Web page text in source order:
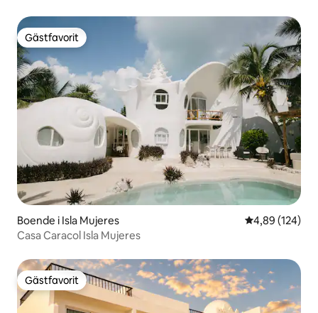
Gästfavorit
Gästfavorit
Boende i Isla Mujeres 4,89 av 5 i
4,89 (124)
Casa Caracol Isla Mujeres
Gästfavorit
Gästfavorit